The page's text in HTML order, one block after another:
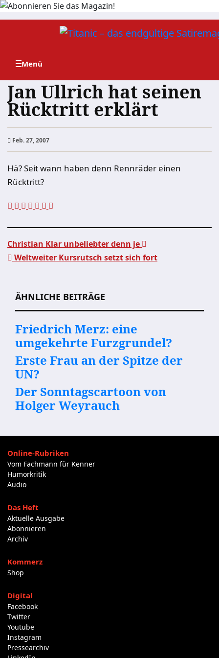
Zum
Jan Ullrich hat seinen
Rücktritt erklärt
Feb. 27, 2007
Hä? Seit wann haben denn Rennräder einen
Rücktritt?
Christian Klar unbeliebter denn je
Weltweiter Kursrutsch setzt sich fort
ÄHNLICHE BEITRÄGE
Friedrich Merz: eine
umgekehrte Furzgrundel?
Erste Frau an der Spitze der
UN?
Der Sonntagscartoon von
Holger Weyrauch
Online-Rubriken
Vom Fachmann für Kenner
Humorkritik
Audio
Das Heft
Aktuelle Ausgabe
Abonnieren
Archiv
Kommerz
Shop
Digital
Facebook
Twitter
Youtube
Instagram
Pressearchiv